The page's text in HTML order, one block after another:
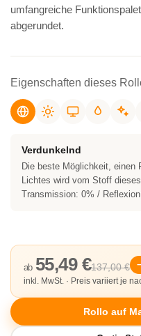
umfangreiche
abgerundet.
Eigenschaften dieses
Verdunkelnd
Die beste Möglichkeit, einen
Lichtes wird vom Stoff
Transmission: 0% /
137,00 €
ab 55,49 €
inkl. MwSt. · Preis variiert je
Rollo auf